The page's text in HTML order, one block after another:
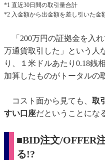
*1 直近30日間の取引量合計
*2 入金額から出金額を差し引いた金
「200万円の証拠金を入れ
万通貨取引した」という人
り、１米ドルあたり0.18銭
加算したものがトータルの
コスト面から見ても、 取
すい口座だということにな
■BID注文/OFFER
る!?